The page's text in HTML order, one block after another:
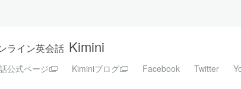
ライン英会話 Kimini
公式ページ Kiminiブログ Facebook Twitter